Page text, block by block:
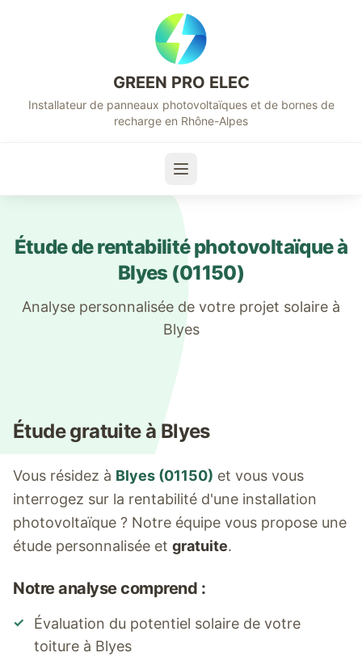
GREEN PRO ELEC
Installateur de panneaux photovoltaïques et de bornes de
recharge en Rhône-Alpes
Étude de rentabilité photovoltaïque à
Blyes (01150)
Analyse personnalisée de votre projet solaire à
Blyes
Étude gratuite à Blyes
Vous résidez à Blyes (01150) et vous vous
interrogez sur la rentabilité d'une installation
photovoltaïque ? Notre équipe vous propose une
étude personnalisée et gratuite.
Notre analyse comprend :
✓
Évaluation du potentiel solaire de votre
toiture à Blyes